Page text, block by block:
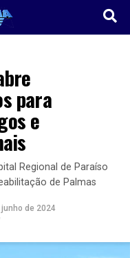
para
e
Regional de Paraíso
de Palmas
de 2024